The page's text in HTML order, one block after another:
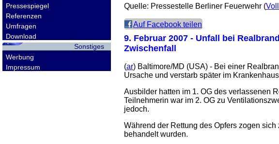
Pressespiegel
Referenzen
Umfragen
Download
Sonstiges
Werbung
Impressum
Quelle: Pressestelle Berliner Feuerwehr (
Auf Facebook teilen
9. Februar 2007 - Unfall bei
Zwischenfall
(ar) Baltimore/MD (USA) - Bei einer
Ursache und verstarb später im
Ausbilder hatten im 1. OG des verlassenen
Teilnehmerin war im 2. OG zu
jedoch.
Während der Rettung des Opfers zogen
behandelt wurden.